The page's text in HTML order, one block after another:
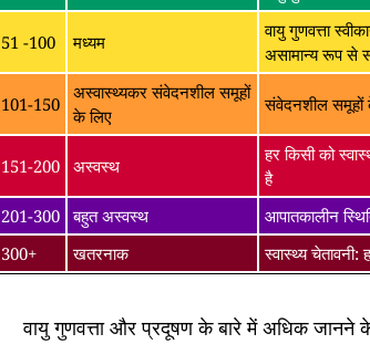
51 -100 मध्यम
वायु गुणवत्ता
असामान्य रूप से
101-150
अस्वास्थ्यकर संवेदनशील समूहों
के लिए
संवेदनशील समूहों
151-200 अस्वस्थ
हर किसी को
है
201-300 बहुत अस्वस्थ
आपातकालीन
300+
खतरनाक स्वास्थ्य
वायु गुणवत्ता और प्रदूषण के बारे में अधिक जानने